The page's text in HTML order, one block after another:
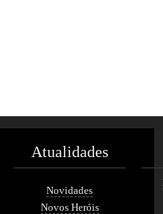
Atualidades
Novidades
Novos Heróis